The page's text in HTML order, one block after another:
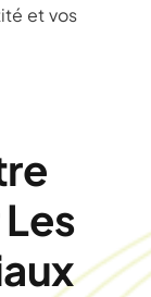
et vos